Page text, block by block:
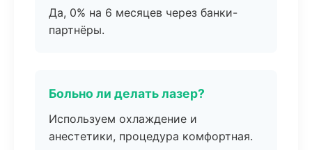
Да, 0% на 6 месяцев через банки-
партнёры.
Больно ли делать лазер?
Используем охлаждение и
анестетики, процедура комфортная.